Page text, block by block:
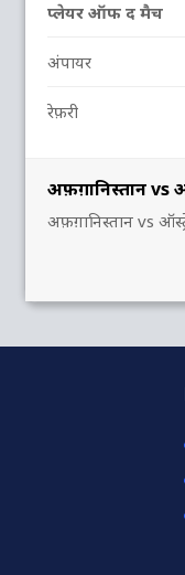
अफ़ग़ानिस्तान vs
अफ़ग़ानिस्तान vs
प्लेयर ऑफ द मैच
अंपायर
रेफ़री